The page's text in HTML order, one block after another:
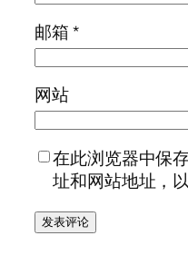
邮箱*
网站
在此浏览器中保
址和网站地址，